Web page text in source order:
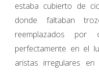
estaba cubierto de
donde faltaban
reemplazados
perfectamente en el
aristas irregulares